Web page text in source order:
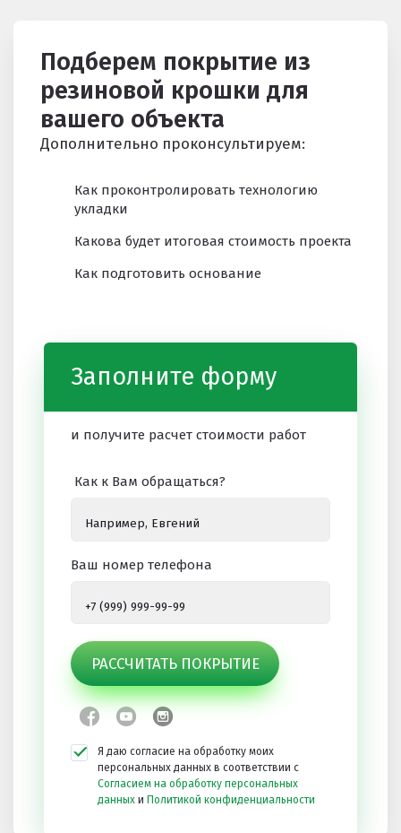
Подберем покрытие из
резиновой крошки для
вашего объекта
Дополнительно проконсультируем:
Как проконтролировать технологию
укладки
Какова будет итоговая стоимость проекта
Как подготовить основание
Заполните форму
и получите расчет стоимости работ
Как к Вам обращаться?
Ваш номер телефона
РАССЧИТАТЬ ПОКРЫТИЕ
Я даю согласие на обработку моих
персональных данных в соответствии с
Согласием на обработку персональных
данных и Политикой конфиденциальности